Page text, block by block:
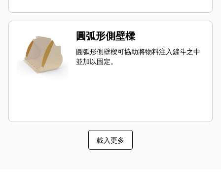
圓弧形側壁樑
圓弧形側壁樑可協助將物料注入鏟斗之中
並加以固定。
載入更多